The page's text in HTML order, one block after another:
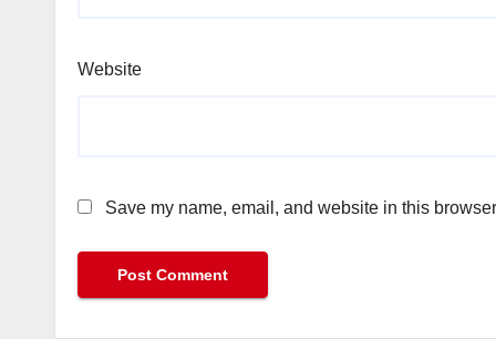
Website
Save my name, email, and website in this